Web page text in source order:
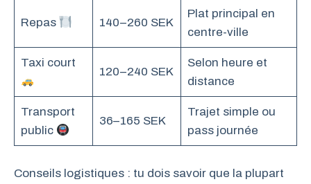
Repas 140–260 SEK
Plat principal en
centre-ville
Taxi court
120–240 SEK
Selon heure et
distance
Transport
public
36–165 SEK
Trajet simple ou
pass journée
Conseils logistiques : tu dois savoir que la plupart